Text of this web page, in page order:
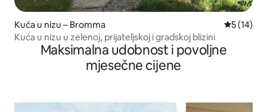
Kuća u nizu – Bromma Prosječna
5 (14)
Kuća u nizu u zelenoj, prijateljskoj i gradskoj blizini
Maksimalna udobnost i povoljne
mjesečne cijene